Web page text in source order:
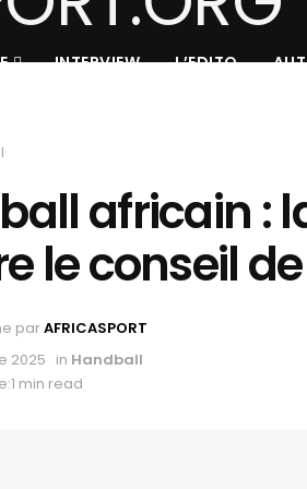
INTERVIEW L’EDITO
africain :
le conseil
parAFRICASPORT
2025 in Handball
min read